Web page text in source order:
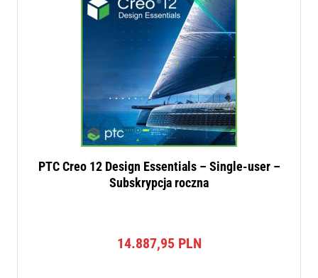
PTC Creo 12 Design Essentials – Single-user –
Subskrypcja roczna
14.887,95 PLN